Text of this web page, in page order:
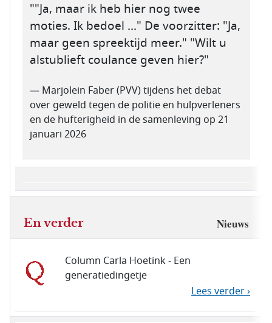
""Ja, maar ik heb hier nog twee
moties. Ik bedoel …" De voorzitter: "Ja,
maar geen spreektijd meer." "Wilt u
alstublieft coulance geven hier?"
— Marjolein Faber (PVV) tijdens het debat
over geweld tegen de politie en hulpverleners
en de hufterigheid in de samenleving op 21
januari 2026
En verder Nieuws
Column Carla Hoetink - Een
generatiedingetje
Lees verder ›